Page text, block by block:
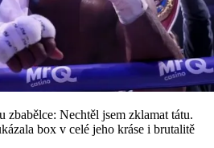
zbabělce: Nechtěl jsem zklamat tátu.
box v celé jeho kráse i brutalitě